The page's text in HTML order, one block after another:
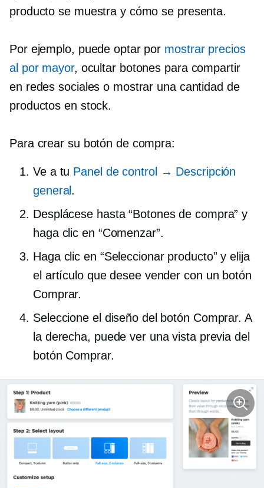
producto se muestra y cómo se presenta.
Por ejemplo, puede optar por mostrar precios
al por mayor, ocultar botones para compartir
en redes sociales o mostrar una cantidad de
productos en stock.
Para crear su botón de compra:
Ve a tu Panel de control → Descripción
general.
Desplácese hasta “Botones de compra” y
haga clic en “Comenzar”.
Haga clic en “Seleccionar producto” y elija
el artículo que desee vender con un botón
Comprar.
Seleccione el diseño del botón Comprar. A
la derecha, puede ver una vista previa del
botón Comprar.